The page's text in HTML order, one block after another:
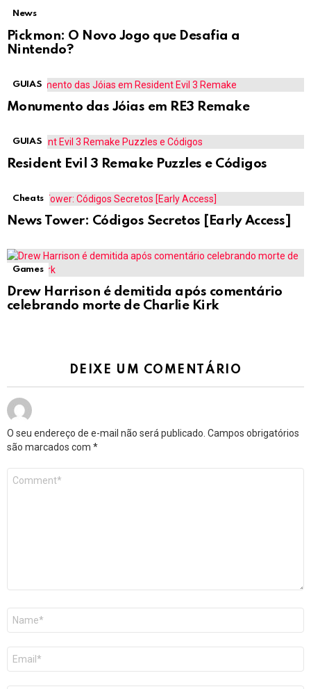
News
Pickmon: O Novo Jogo que Desafia a
Nintendo?
GUIAS
Monumento das Jóias em RE3 Remake
GUIAS
Resident Evil 3 Remake Puzzles e Códigos
Cheats
News Tower: Códigos Secretos [Early Access]
Games
Drew Harrison é demitida após comentário
celebrando morte de Charlie Kirk
DEIXE UM COMENTÁRIO
O seu endereço de e-mail não será publicado. Campos obrigatórios
são marcados com *
mail
*